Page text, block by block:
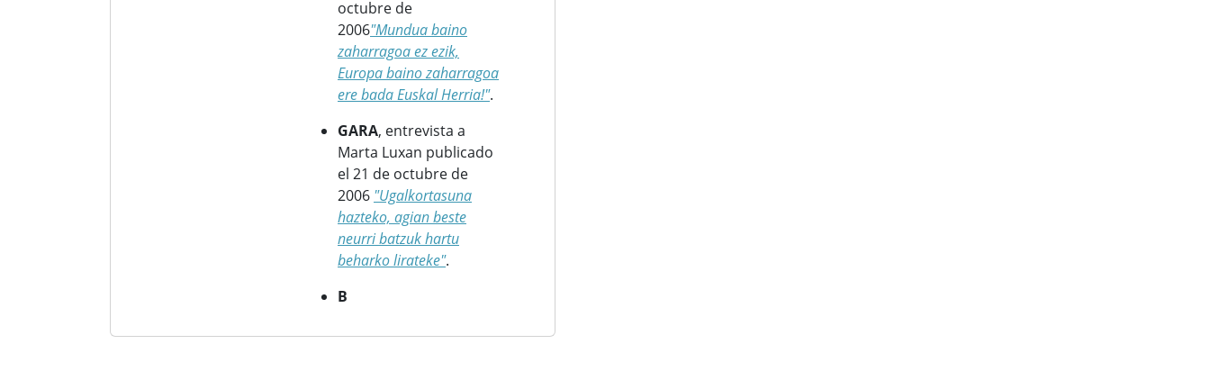
octubre de
2006"Mundua baino
zaharragoa ez ezik,
Europa baino zaharragoa
ere bada Euskal Herria!".
GARA, entrevista a
Marta Luxan publicado
el 21 de octubre de
2006 "Ugalkortasuna
hazteko, agian beste
neurri batzuk hartu
beharko lirateke".
B